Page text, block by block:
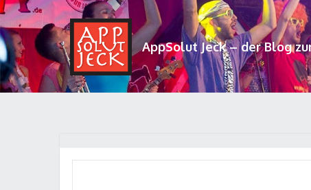
AppSolut Jeck – der Blog